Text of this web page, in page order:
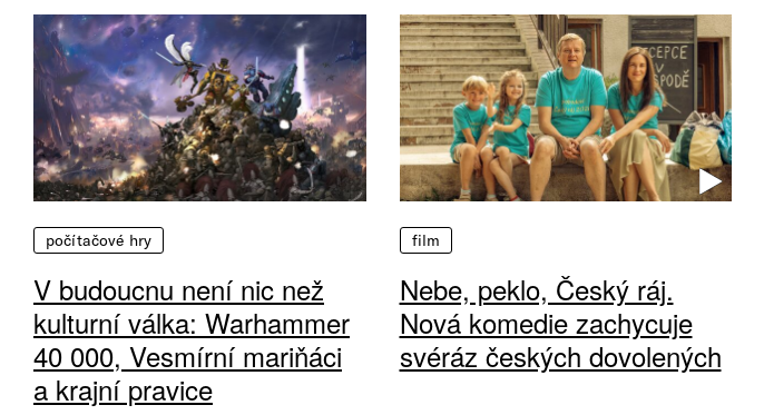
počítačové hry
V budoucnu není nic než
kulturní válka: Warhammer
40 000, Vesmírní mariňáci
a krajní pravice
film
Nebe, peklo, Český ráj.
Nová komedie zachycuje
svéráz českých dovolených